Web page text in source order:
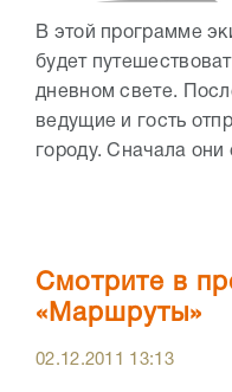
В этой программе
будет
дневном свете.
ведущие и гость
городу. Сначала они
Смотрите в
«Маршруты»
02.12.2011 13:13